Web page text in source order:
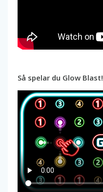
Så spelar du Glow Blast!